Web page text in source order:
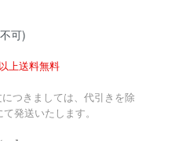
可)
上送料無料
つきましては、代引きを除
発送いたします。